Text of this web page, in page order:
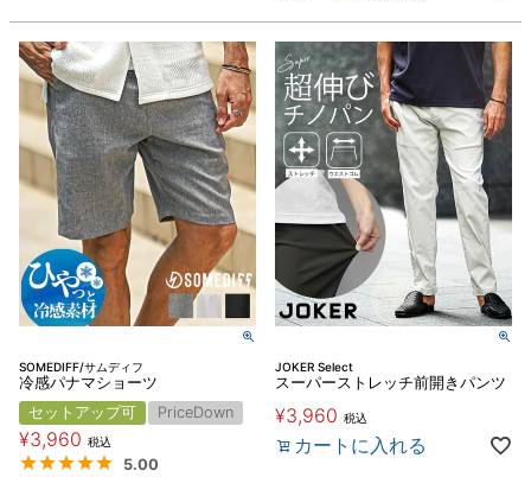
SOMEDIFF/サムディフ
冷感パナマショーツ
セットアップ可
PriceDown
¥3,960 税込
5.00
JOKER Select
スーパーストレッチ前開きパンツ
¥3,960 税込
カートに入れる